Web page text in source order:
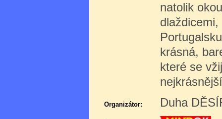
natolik
krásná,
které se
Organizátor: Duha